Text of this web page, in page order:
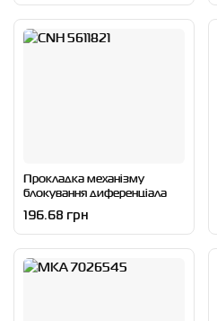
Прокладка механізму
блокування диференціала
196.68 грн